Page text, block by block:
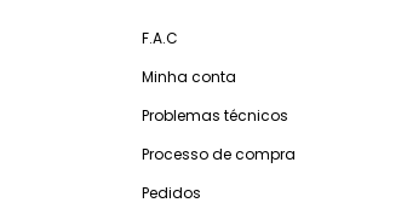
F.A.C
Minha conta
Problemas técnicos
Processo de compra
Pedidos